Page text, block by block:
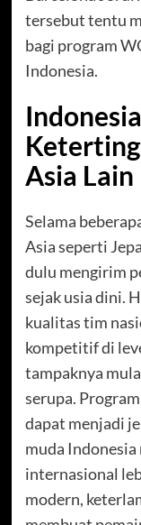
tersebut tentu
bagi program
Indonesia.
Asia Lain
Selama
Asia seperti
dulu mengirim
sejak usia dini.
kualitas tim
kompetitif di
tampaknya
serupa.
dapat menjadi
muda
internasional
modern,